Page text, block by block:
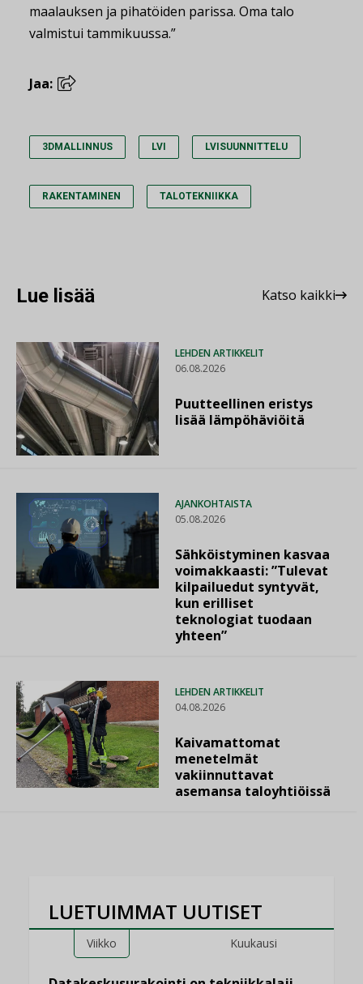
maalauksen ja pihatöiden parissa. Oma talo
valmistui tammikuussa.”
Jaa:
3DMALLINNUS LVI LVISUUNNITTELU
RAKENTAMINEN TALOTEKNIIKKA
Lue lisää Katso kaikki
LEHDEN ARTIKKELIT
06.08.2026
Puutteellinen eristys
lisää lämpöhäviöitä
AJANKOHTAISTA
05.08.2026
Sähköistyminen kasvaa
voimakkaasti: ”Tulevat
kilpailuedut syntyvät,
kun erilliset
teknologiat tuodaan
yhteen”
LEHDEN ARTIKKELIT
04.08.2026
Kaivamattomat
menetelmät
vakiinnuttavat
asemansa taloyhtiöissä
LUETUIMMAT UUTISET
Viikko Kuukausi